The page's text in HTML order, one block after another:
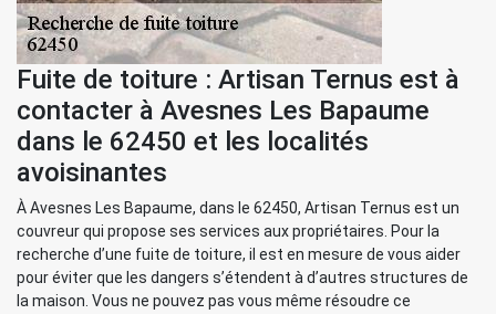
Fuite de toiture : Artisan Ternus est à
contacter à Avesnes Les Bapaume
dans le 62450 et les localités
avoisinantes
À Avesnes Les Bapaume, dans le 62450, Artisan Ternus est un
couvreur qui propose ses services aux propriétaires. Pour la
recherche d’une fuite de toiture, il est en mesure de vous aider
pour éviter que les dangers s’étendent à d’autres structures de
la maison. Vous ne pouvez pas vous même résoudre ce